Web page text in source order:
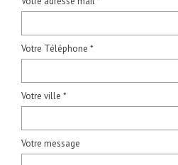
Votre Téléphone *
Votre ville *
Votre message